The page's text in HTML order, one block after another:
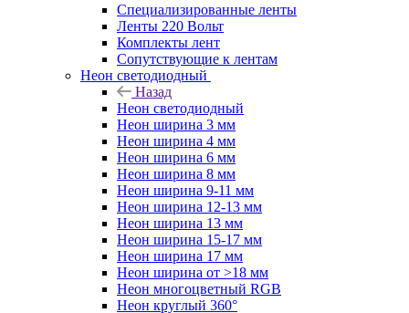
Специализированные ленты
Ленты 220 Вольт
Комплекты лент
Сопутствующие к лентам
Неон светодиодный
Назад
Неон светодиодный
Неон ширина 3 мм
Неон ширина 4 мм
Неон ширина 6 мм
Неон ширина 8 мм
Неон ширина 9-11 мм
Неон ширина 12-13 мм
Неон ширина 13 мм
Неон ширина 15-17 мм
Неон ширина 17 мм
Неон ширина от >18 мм
Неон многоцветный RGB
Неон круглый 360°